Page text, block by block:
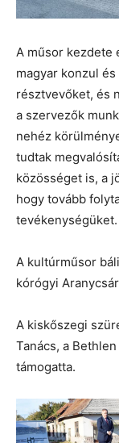
A műsor kezdete
magyar konzul
résztvevőket, és
a szervezők
nehéz
tudtak
közösséget is, a
hogy tovább
tevékenységüket.
A kultúrműsor
kórógyi
A kiskőszegi
Tanács, a
támogatta.